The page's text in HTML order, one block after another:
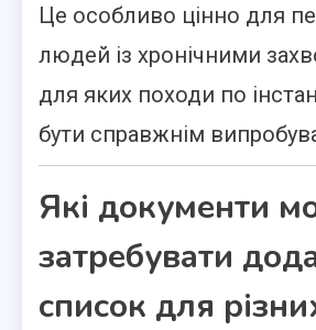
Це особливо цінно для
людей із хронічними
для яких походи по
бути справжнім
Які документи
затребувати
список для